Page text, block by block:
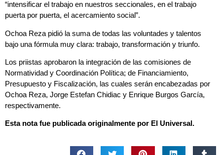
“intensificar el trabajo en nuestros seccionales, en el trabajo
puerta por puerta, el acercamiento social”.
Ochoa Reza pidió la suma de todas las voluntades y talentos
bajo una fórmula muy clara: trabajo, transformación y triunfo.
Los priistas aprobaron la integración de las comisiones de
Normatividad y Coordinación Política; de Financiamiento,
Presupuesto y Fiscalización, las cuales serán encabezadas por
Ochoa Reza, Jorge Estefan Chidiac y Enrique Burgos García,
respectivamente.
Esta nota fue publicada originalmente por El Universal.